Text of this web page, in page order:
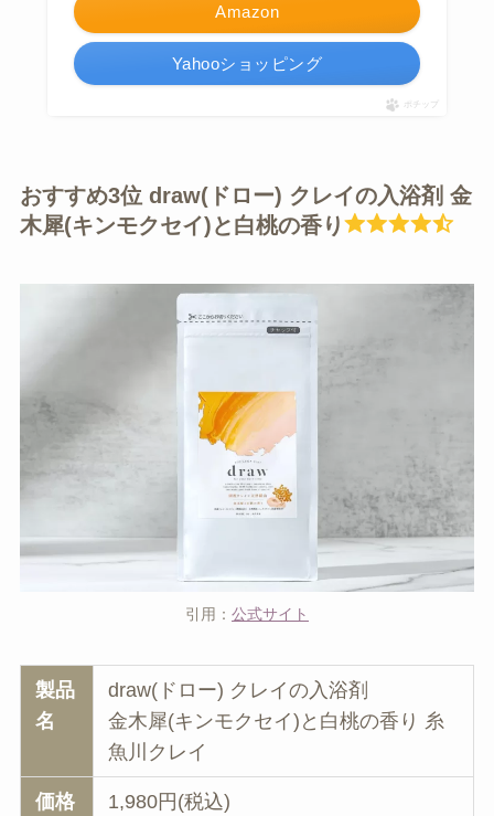
Amazon
Yahooショッピング
ポチップ
おすすめ3位 draw(ドロー) クレイの入浴剤 金
木犀(キンモクセイ)と白桃の香り
引用： 公式サイト
製品
名
draw(ドロー) クレイの入浴剤
金木犀(キンモクセイ)と白桃の香り 糸
魚川クレイ
価格 1,980円(税込)